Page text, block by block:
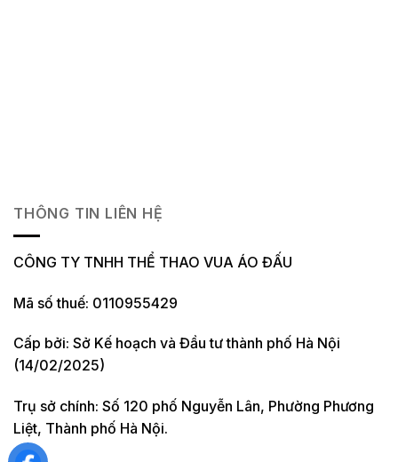
THÔNG TIN LIÊN HỆ
CÔNG TY TNHH THỂ THAO VUA ÁO ĐẤU
Mã số thuế: 0110955429
Cấp bởi: Sở Kế hoạch và Đầu tư thành phố Hà Nội
(14/02/2025)
Trụ sở chính: Số 120 phố Nguyễn Lân, Phường Phương
Liệt, Thành phố Hà Nội.